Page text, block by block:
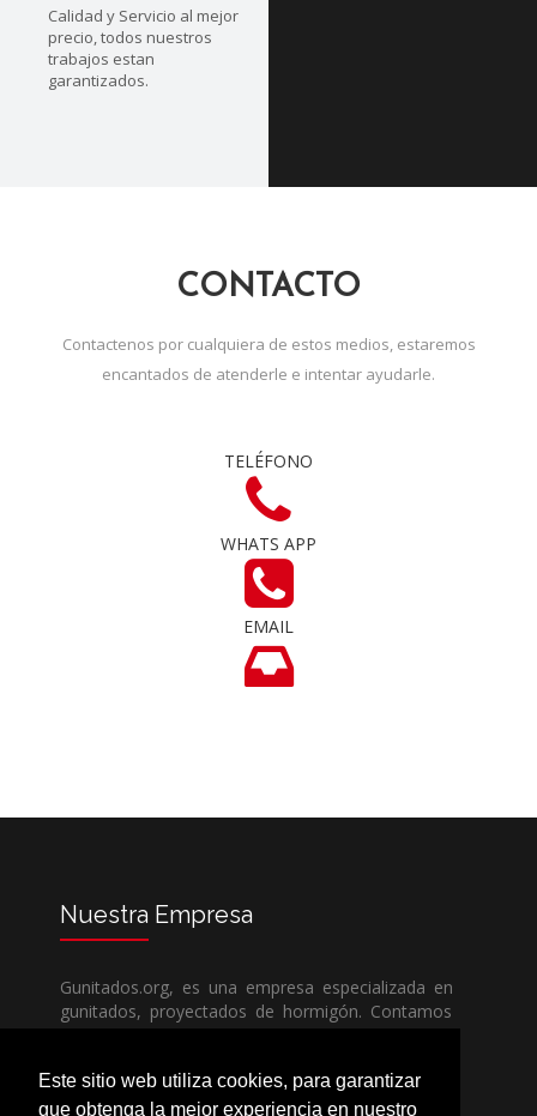
Este sitio web utiliza cookies, para garantizar
que obtenga la mejor experiencia en nuestro
Calidad y Servicio al mejor
precio, todos nuestros
trabajos estan
garantizados.
CONTACTO
Contactenos por cualquiera de estos medios, estaremos
encantados de atenderle e intentar ayudarle.
TELÉFONO
WHATS APP
EMAIL
Nuestra Empresa
Gunitados.org, es una empresa especializada en
gunitados, proyectados de hormigón. Contamos
con todos los medios humanos y técnicos, para
competencia.